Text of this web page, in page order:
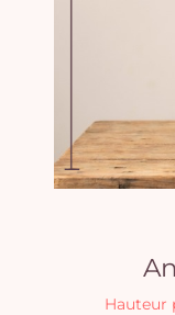
Hauteur